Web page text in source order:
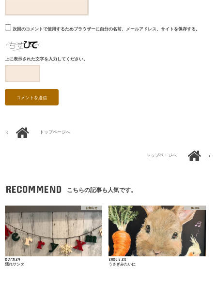
次回のコメントで使用するためブラウザーに自分の名前、メールアドレス、サイトを保存する。
上に表示された文字を入力してください。
トップページへ
トップページへ
RECOMMEND こちらの記事も人気です。
お知らせ
2017.11.29
隠れサンタ
BLOG
2020.6.22
うさぎみたいに